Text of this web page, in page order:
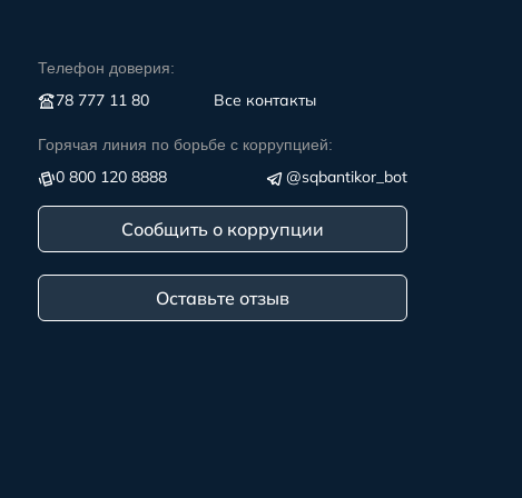
Телефон доверия:
78 777 11 80 Все контакты
Горячая линия по борьбе с коррупцией:
0 800 120 8888 @sqbantikor_bot
Сообщить о коррупции
Оставьте отзыв